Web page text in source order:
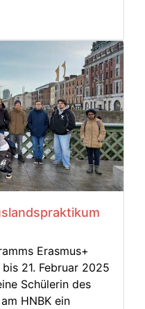
Erasmus+
21. Februar 2025
Schülerin des
HNBK ein